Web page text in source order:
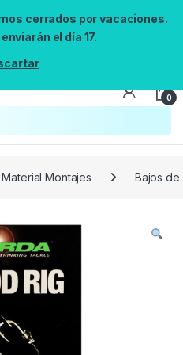
cerrados por vacaciones.
el día 17.
0
de nuevo.